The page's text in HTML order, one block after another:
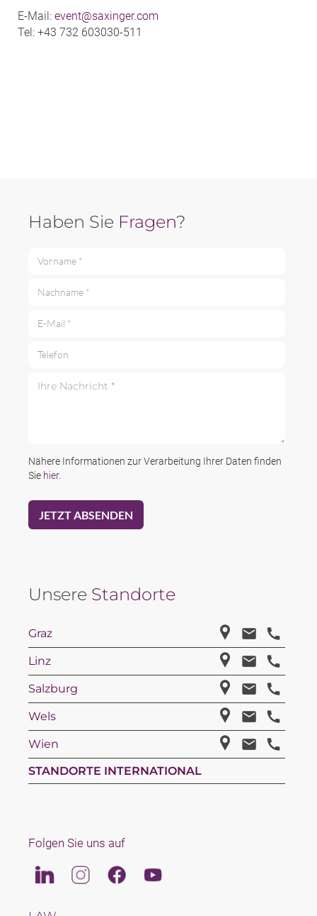
E-Mail: event@saxinger.com
Tel: +43 732 603030-511
Haben Sie Fragen?
Nähere Informationen zur Verarbeitung Ihrer Daten finden
Sie hier.
Unsere Standorte
Graz
Linz
Salzburg
Wels
Wien
STANDORTE INTERNATIONAL
Folgen Sie uns auf
LinkedinInstagramFacebookYoutube